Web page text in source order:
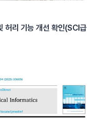
허리 기능 개선 확인(SCI급